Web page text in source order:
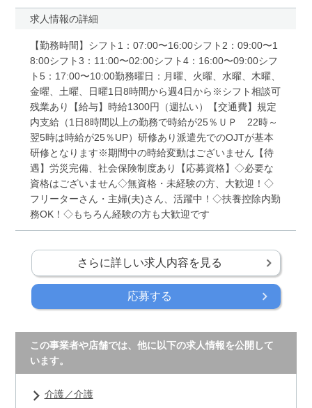
求人情報の詳細
【勤務時間】シフト1：07:00〜16:00シフト2：09:00〜1
8:00シフト3：11:00〜02:00シフト4：16:00〜09:00シフ
ト5：17:00〜10:00勤務曜日：月曜、火曜、水曜、木曜、
金曜、土曜、日曜1日8時間から週4日から※シフト相談可
残業あり【給与】時給1300円（週払い）【交通費】規定
内支給（1日8時間以上の勤務で時給が25％ＵＰ 22時～
翌5時は時給が25％UP）研修あり派遣先でのOJTが基本
研修となります※期間中の時給変動はございません【待
遇】労災完備、社会保険制度あり【応募資格】◇必要な
資格はございません◇無資格・未経験の方、大歓迎！◇
フリーターさん・主婦(夫)さん、活躍中！◇扶養控除内勤
務OK！◇もちろん経験の方も大歓迎です
さらに詳しい求人内容を見る
応募する
この事業者や店舗では、他に以下の求人情報を公開して
います。
介護／介護